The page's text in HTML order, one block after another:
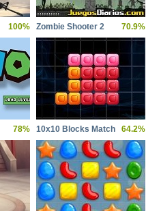
100% Zombie Shooter 2 70.9%
78% 10x10 Blocks Match 64.2%